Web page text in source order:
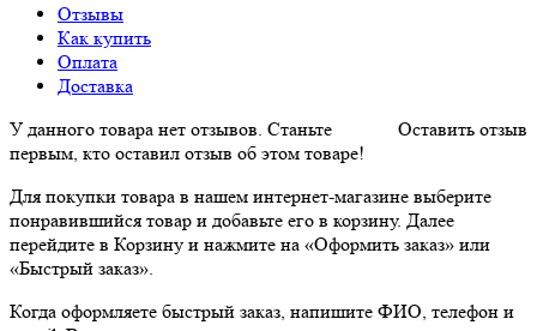
Отзывы
Как купить
Оплата
Доставка
Оставить отзыв
У данного товара нет отзывов. Станьте
первым, кто оставил отзыв об этом товаре!
Для покупки товара в нашем интернет-магазине выберите
понравившийся товар и добавьте его в корзину. Далее
перейдите в Корзину и нажмите на «Оформить заказ» или
«Быстрый заказ».
Когда оформляете быстрый заказ, напишите ФИО, телефон и